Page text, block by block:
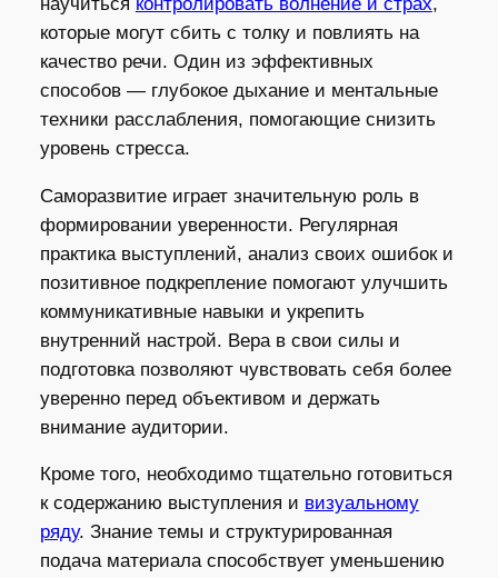
которые могут сбить с толку и повлиять на
качество речи. Один из эффективных
способов — глубокое дыхание и ментальные
техники расслабления, помогающие снизить
уровень стресса.
Саморазвитие играет значительную роль в
формировании уверенности. Регулярная
практика выступлений, анализ своих ошибок и
позитивное подкрепление помогают улучшить
коммуникативные навыки и укрепить
внутренний настрой. Вера в свои силы и
подготовка позволяют чувствовать себя более
уверенно перед объективом и держать
внимание аудитории.
Кроме того, необходимо тщательно готовиться
к содержанию выступления и визуальному
ряду. Знание темы и структурированная
подача материала способствует уменьшению